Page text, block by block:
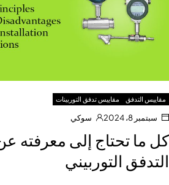
مقاييس التدفق مقاييس تدفق التوربينات
سبتمبر 8، 2024 سوكي
كل ما تحتاج إلى معرفته
التدفق التوربيني